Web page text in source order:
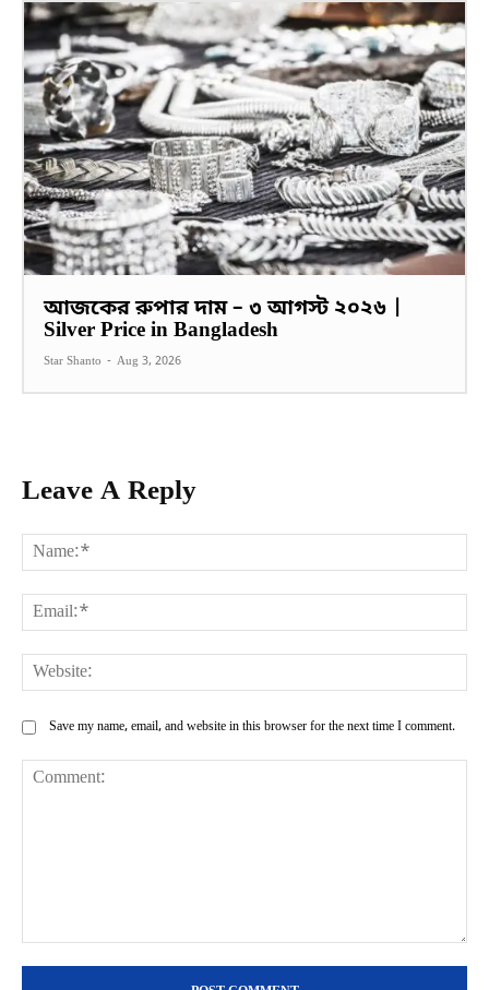
আজকের রুপার দাম – ৩ আগস্ট ২০২৬ |
Silver Price in Bangladesh
Star Shanto - Aug 3, 2026
Leave A Reply
Save my name, email, and website in this browser for the next time I comment.